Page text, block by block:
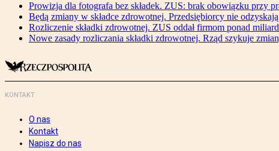
Prowizja dla fotografa bez składek. ZUS: brak obowiązku przy
Będą zmiany w składce zdrowotnej. Przedsiębiorcy nie
Rozliczenie składki zdrowotnej. ZUS oddał firmom ponad miliard
Nowe zasady rozliczania składki zdrowotnej. Rząd szykuje
KONTAKT
O nas
Kontakt
Napisz do nas